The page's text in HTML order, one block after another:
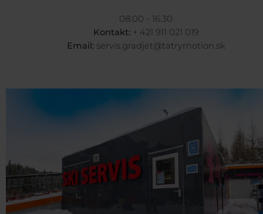
08:00 - 16.30
Kontakt: + 421 911 021 019
Email: servis.gradjet@tatrymotion.sk